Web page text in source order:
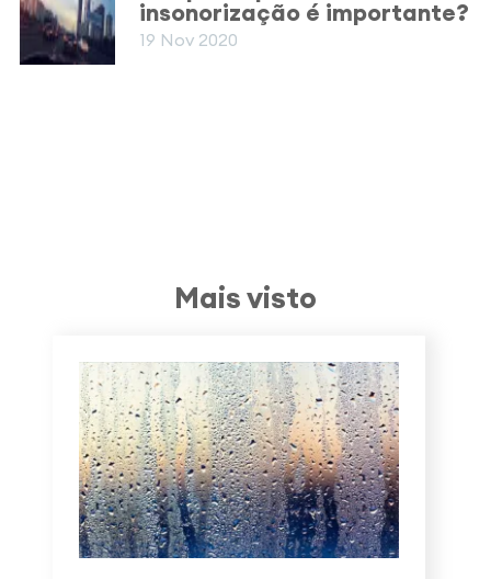
insonorização é importante?
19 Nov 2020
Mais visto